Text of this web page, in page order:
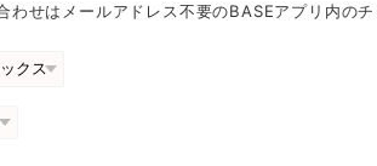
わせはメールアドレス不要のBASEアプリ内の